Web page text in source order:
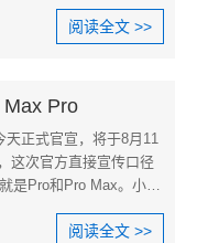
阅读全文 >>
Pro
天正式官宣，将于8月11
这次官方直接宣传口径
是Pro和Pro Max。小米
阅读全文 >>